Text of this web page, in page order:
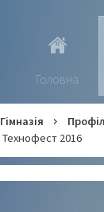
Головна
Гімназія
Технофест 2016